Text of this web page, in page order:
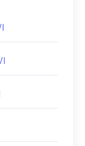
扩展
时）和
兼容的
硬件播放器